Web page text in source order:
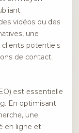
vidéos ou des
une
clients potentiels
de contact.
est essentielle
En optimisant
une
en ligne et